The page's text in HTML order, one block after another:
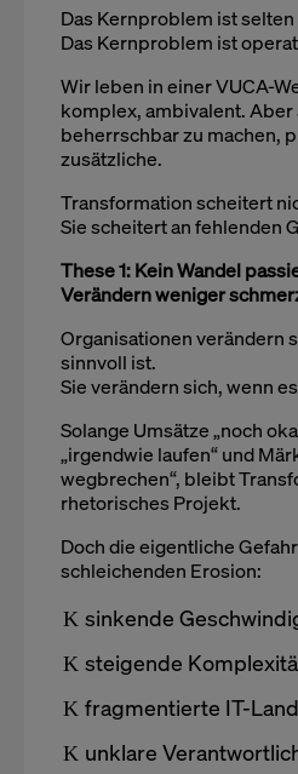
Das Kernproblem ist
Das Kernproblem ist
Wir leben in einer VUCA-
komplex, ambivalent.
beherrschbar zu machen,
zusätzliche.
Transformation scheitert
Sie scheitert an fehlenden
These 1: Kein Wandel
Verändern weniger
Organisationen verändern
sinnvoll ist.
Sie verändern sich, wenn
Solange Umsätze „noch
„irgendwie laufen“ und
wegbrechen“, bleibt
rhetorisches Projekt.
Doch die eigentliche
schleichenden Erosion:
sinkende
steigende
fragmentierte IT-
unklare